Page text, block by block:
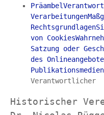
Präambel
Verarbeitungen
Rechtsgrundlagen
von Cookies
Satzung oder
des
Publikationsmedien
Verantwortlicher
Historischer